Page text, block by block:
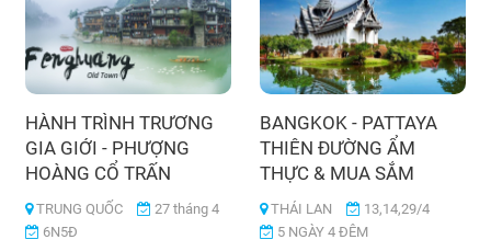
HÀNH TRÌNH TRƯƠNG
GIA GIỚI - PHƯỢNG
HOÀNG CỔ TRẤN
TRUNG QUỐC
27 tháng 4
6N5Đ
BANGKOK - PATTAYA
THIÊN ĐƯỜNG ẨM
THỰC & MUA SẮM
THÁI LAN
13,14,29/4
5 NGÀY 4 ĐÊM